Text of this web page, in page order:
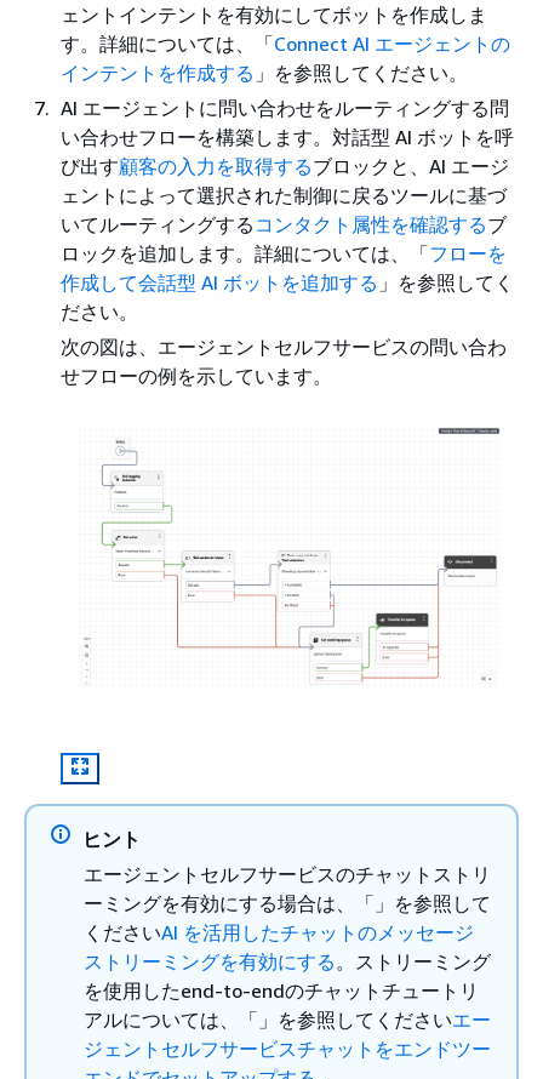
ェントインテントを有効にしてボットを作成しま
す。詳細については、「Connect AI エージェントの
インテントを作成する 」を参照してください。
AI エージェントに問い合わせをルーティングする問
い合わせフローを構築します。対話型 AI ボットを呼
び出す顧客の入力を取得するブロックと、AI エージ
ェントによって選択された制御に戻るツールに基づ
いてルーティングする コンタクト属性を確認するブ
ロックを追加します。詳細については、「フローを
作成して会話型 AI ボットを追加する 」を参照してく
ださい。
次の図は、エージェントセルフサービスの問い合わ
せフローの例を示しています。
ヒント
エージェントセルフサービスのチャットストリ
ーミングを有効にする場合は、「」を参照して
くださいAI を活用したチャットのメッセージ
ストリーミングを有効にする。ストリーミング
を使用したend-to-endのチャットチュートリ
アルについては、「」を参照してくださいエー
ジェントセルフサービスチャットをエンドツー